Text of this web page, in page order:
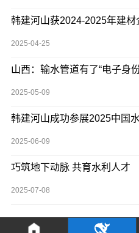
韩建河山获2024-2025年建
2025-04-25
山西：输水管道有了“电子身
2025-05-09
韩建河山成功参展2025中国
2025-06-09
巧筑地下动脉 共育水利人才
2025-07-08